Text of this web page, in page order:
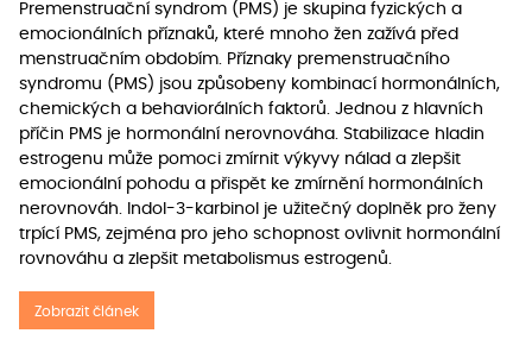
Premenstruační syndrom (PMS) je skupina fyzických a
emocionálních příznaků, které mnoho žen zažívá před
menstruačním obdobím. Příznaky premenstruačního
syndromu (PMS) jsou způsobeny kombinací hormonálních,
chemických a behaviorálních faktorů. Jednou z hlavních
příčin PMS je hormonální nerovnováha. Stabilizace hladin
estrogenu může pomoci zmírnit výkyvy nálad a zlepšit
emocionální pohodu a přispět ke zmírnění hormonálních
nerovnováh. Indol-3-karbinol je užitečný doplněk pro ženy
trpící PMS, zejména pro jeho schopnost ovlivnit hormonální
rovnováhu a zlepšit metabolismus estrogenů.
Zobrazit článek